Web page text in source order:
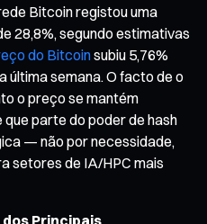
Bitcoin registou uma
28,8%, segundo estimativas
do Bitcoinsubiu 5,76%
última semana. O facto de o
o preço se mantém
parte do poder de hash
— não por necessidade,
setores de IA/HPC mais
Principais